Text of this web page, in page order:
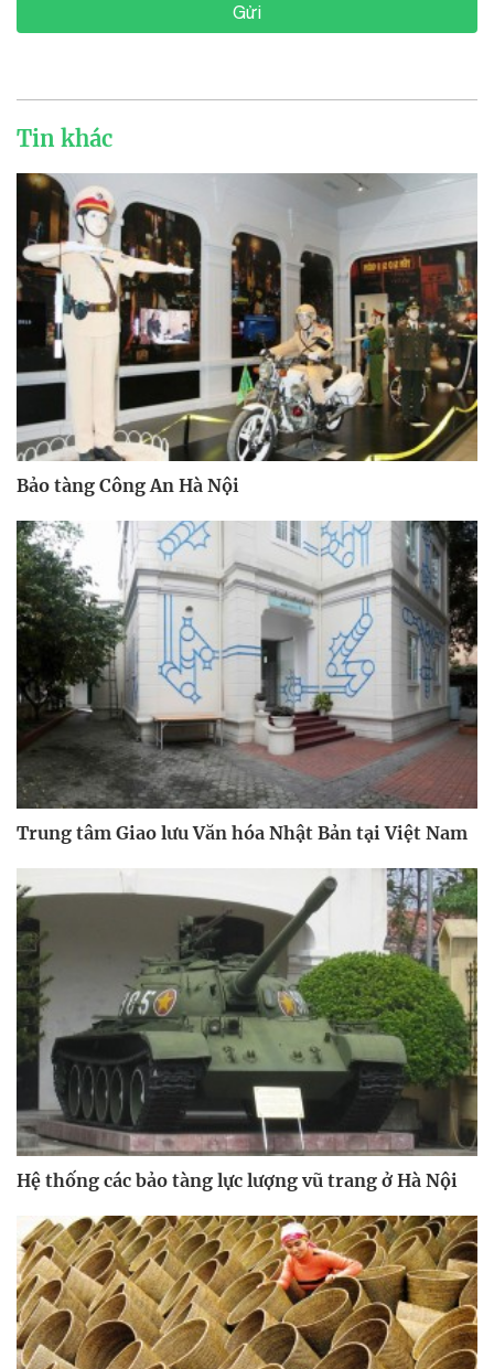
Gửi
Tin khác
Bảo tàng Công An Hà Nội
Trung tâm Giao lưu Văn hóa Nhật Bản tại Việt Nam
Hệ thống các bảo tàng lực lượng vũ trang ở Hà Nội